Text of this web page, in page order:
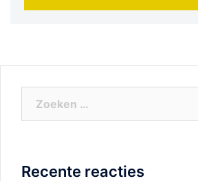
Recente reacties